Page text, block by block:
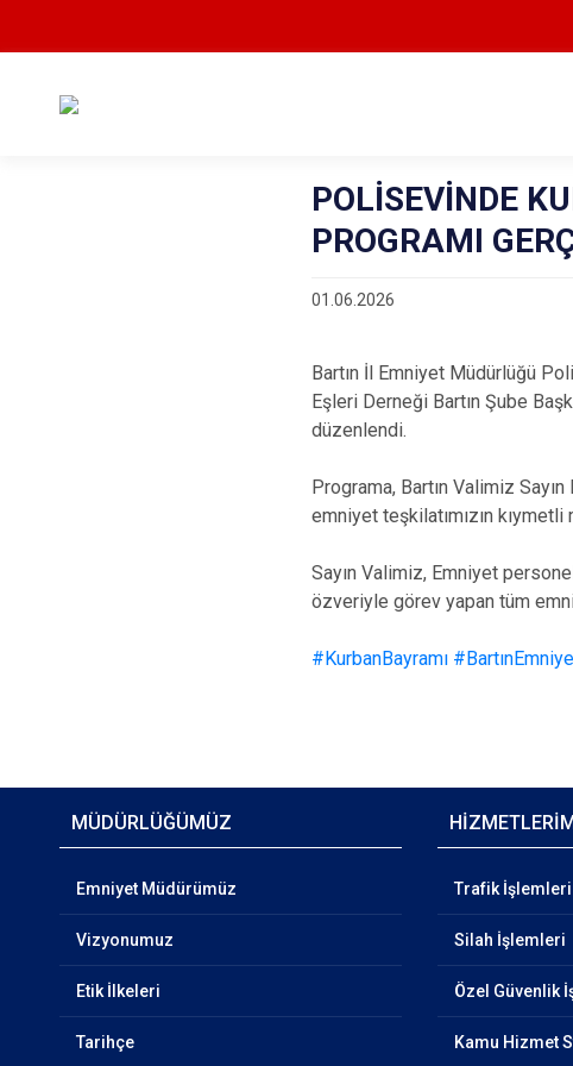
POLİSEVİNDE
PROGRAMI
01.06.2026
Bartın İl Emniyet Müdürlüğü
Eşleri Derneği Bartın Şube
düzenlendi.
Programa, Bartın Valimiz
emniyet teşkilatımızın kıymetli
Sayın Valimiz, Emniyet
özveriyle görev yapan tüm
#KurbanBayramı
MÜDÜRLÜĞÜMÜZ
Emniyet Müdürümüz
Vizyonumuz
Etik İlkeleri
Tarihçe
Trafik İşlemleri
Silah İşlemleri
Özel Güvenlik
Kamu Hizmet